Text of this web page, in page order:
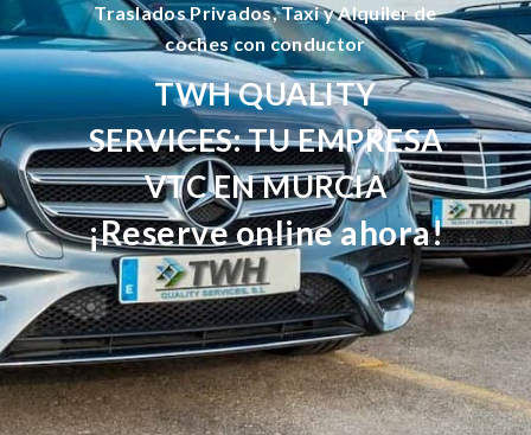
Traslados Privados, Taxi y Alquiler de
coches con conductor
TWH QUALITY
SERVICES: TU EMPRESA
VTC EN MURCIA
¡Reserve online ahora!